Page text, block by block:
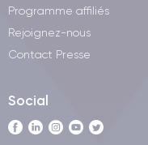
Programme affiliés
Rejoignez-nous
Contact Presse
Social